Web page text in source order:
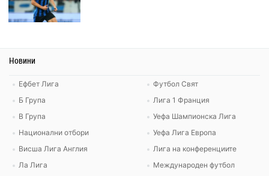
Новини
Ефбет Лига
Б Група
В Група
Национални отбори
Висша Лига Англия
Ла Лига
Футбол Свят
Лига 1 Франция
Уефа Шампионска Лига
Уефа Лига Европа
Лига на конференциите
Международен футбол